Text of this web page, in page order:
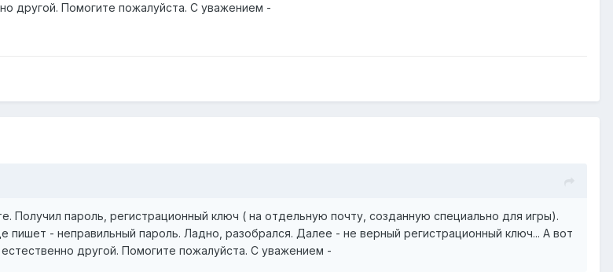
другой. Помогите пожалуйста. С уважением -
Получил пароль, регистрационный ключ ( на отдельную почту, созданную специально для игры).
пишет - неправильный пароль. Ладно, разобрался. Далее - не верный регистрационный ключ... А вот
другой. Помогите пожалуйста. С уважением -